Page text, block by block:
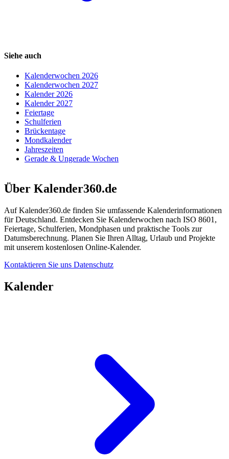
Siehe auch
Kalenderwochen 2026
Kalenderwochen 2027
Kalender 2026
Kalender 2027
Feiertage
Schulferien
Brückentage
Mondkalender
Jahreszeiten
Gerade & Ungerade Wochen
Über Kalender360.de
Auf Kalender360.de finden Sie umfassende Kalenderinformationen
für Deutschland. Entdecken Sie Kalenderwochen nach ISO 8601,
Feiertage, Schulferien, Mondphasen und praktische Tools zur
Datumsberechnung. Planen Sie Ihren Alltag, Urlaub und Projekte
mit unserem kostenlosen Online-Kalender.
Kontaktieren Sie uns Datenschutz
Kalender